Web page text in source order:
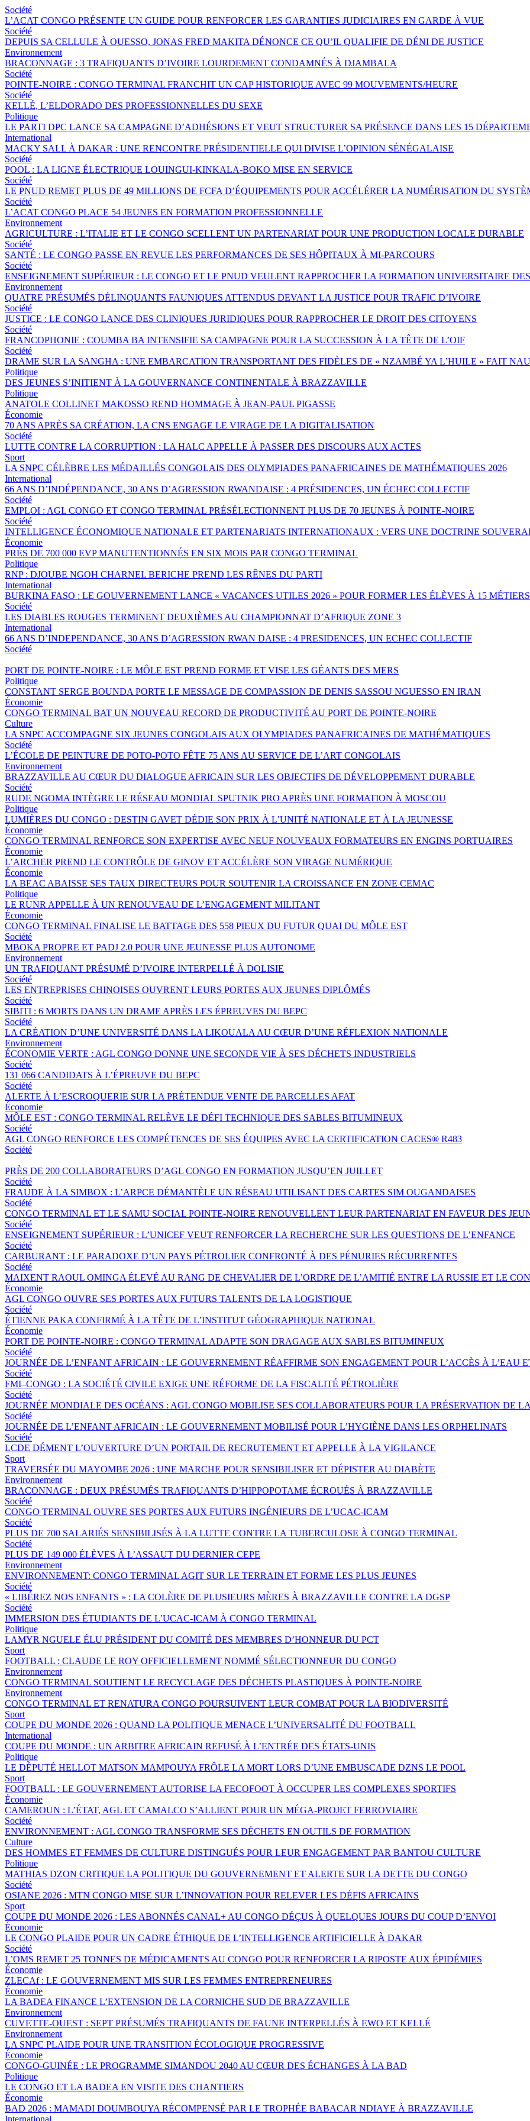
Société
L’ACAT CONGO PRÉSENTE UN GUIDE POUR RENFORCER LES GARANTIES JUDICIAIRES EN GARDE À VUE
Société
DEPUIS SA CELLULE À OUESSO, JONAS FRED MAKITA DÉNONCE CE QU’IL QUALIFIE DE DÉNI DE JUSTICE
Environnement
BRACONNAGE : 3 TRAFIQUANTS D’IVOIRE LOURDEMENT CONDAMNÉS À DJAMBALA
Société
POINTE-NOIRE : CONGO TERMINAL FRANCHIT UN CAP HISTORIQUE AVEC 99 MOUVEMENTS/HEURE
Société
KELLÉ, L’ELDORADO DES PROFESSIONNELLES DU SEXE
Politique
LE PARTI DPC LANCE SA CAMPAGNE D’ADHÉSIONS ET VEUT STRUCTURER SA PRÉSENCE DANS LES 15
International
MACKY SALL À DAKAR : UNE RENCONTRE PRÉSIDENTIELLE QUI DIVISE L’OPINION SÉNÉGALAISE
Société
POOL : LA LIGNE ÉLECTRIQUE LOUINGUI-KINKALA-BOKO MISE EN SERVICE
Société
LE PNUD REMET PLUS DE 49 MILLIONS DE FCFA D’ÉQUIPEMENTS POUR ACCÉLÉRER LA NUMÉRISATION DU
Société
L’ACAT CONGO PLACE 54 JEUNES EN FORMATION PROFESSIONNELLE
Environnement
AGRICULTURE : L’ITALIE ET LE CONGO SCELLENT UN PARTENARIAT POUR UNE PRODUCTION LOCALE DURABLE
Société
SANTÉ : LE CONGO PASSE EN REVUE LES PERFORMANCES DE SES HÔPITAUX À MI-PARCOURS
Société
ENSEIGNEMENT SUPÉRIEUR : LE CONGO ET LE PNUD VEULENT RAPPROCHER LA FORMATION UNIVERSITAIRE
Environnement
QUATRE PRÉSUMÉS DÉLINQUANTS FAUNIQUES ATTENDUS DEVANT LA JUSTICE POUR TRAFIC D’IVOIRE
Société
JUSTICE : LE CONGO LANCE DES CLINIQUES JURIDIQUES POUR RAPPROCHER LE DROIT DES CITOYENS
Société
FRANCOPHONIE : COUMBA BA INTENSIFIE SA CAMPAGNE POUR LA SUCCESSION À LA TÊTE DE L’OIF
Société
DRAME SUR LA SANGHA : UNE EMBARCATION TRANSPORTANT DES FIDÈLES DE « NZAMBÉ YA L’HUILE » FAIT
Politique
DES JEUNES S’INITIENT À LA GOUVERNANCE CONTINENTALE À BRAZZAVILLE
Politique
ANATOLE COLLINET MAKOSSO REND HOMMAGE À JEAN-PAUL PIGASSE
Économie
70 ANS APRÈS SA CRÉATION, LA CNS ENGAGE LE VIRAGE DE LA DIGITALISATION
Société
LUTTE CONTRE LA CORRUPTION : LA HALC APPELLE À PASSER DES DISCOURS AUX ACTES
Sport
LA SNPC CÉLÈBRE LES MÉDAILLÉS CONGOLAIS DES OLYMPIADES PANAFRICAINES DE MATHÉMATIQUES 2026
International
66 ANS D’INDÉPENDANCE, 30 ANS D’AGRESSION RWANDAISE : 4 PRÉSIDENCES, UN ÉCHEC COLLECTIF
Société
EMPLOI : AGL CONGO ET CONGO TERMINAL PRÉSÉLECTIONNENT PLUS DE 70 JEUNES À POINTE-NOIRE
Société
INTELLIGENCE ÉCONOMIQUE NATIONALE ET PARTENARIATS INTERNATIONAUX : VERS UNE DOCTRINE
Économie
PRÈS DE 700 000 EVP MANUTENTIONNÉS EN SIX MOIS PAR CONGO TERMINAL
Politique
RNP : DJOUBE NGOH CHARNEL BERICHE PREND LES RÊNES DU PARTI
International
BURKINA FASO : LE GOUVERNEMENT LANCE « VACANCES UTILES 2026 » POUR FORMER LES ÉLÈVES À 15 MÉTIERS
Société
LES DIABLES ROUGES TERMINENT DEUXIÈMES AU CHAMPIONNAT D’AFRIQUE ZONE 3
International
66 ANS D’INDEPENDANCE, 30 ANS D’AGRESSION RWAN DAISE : 4 PRESIDENCES, UN ECHEC COLLECTIF
Société
PORT DE POINTE-NOIRE : LE MÔLE EST PREND FORME ET VISE LES GÉANTS DES MERS
Politique
CONSTANT SERGE BOUNDA PORTE LE MESSAGE DE COMPASSION DE DENIS SASSOU NGUESSO EN IRAN
Économie
CONGO TERMINAL BAT UN NOUVEAU RECORD DE PRODUCTIVITÉ AU PORT DE POINTE-NOIRE
Culture
LA SNPC ACCOMPAGNE SIX JEUNES CONGOLAIS AUX OLYMPIADES PANAFRICAINES DE MATHÉMATIQUES
Société
L’ÉCOLE DE PEINTURE DE POTO-POTO FÊTE 75 ANS AU SERVICE DE L’ART CONGOLAIS
Environnement
BRAZZAVILLE AU CŒUR DU DIALOGUE AFRICAIN SUR LES OBJECTIFS DE DÉVELOPPEMENT DURABLE
Société
RUDE NGOMA INTÈGRE LE RÉSEAU MONDIAL SPUTNIK PRO APRÈS UNE FORMATION À MOSCOU
Politique
LUMIÈRES DU CONGO : DESTIN GAVET DÉDIE SON PRIX À L’UNITÉ NATIONALE ET À LA JEUNESSE
Économie
CONGO TERMINAL RENFORCE SON EXPERTISE AVEC NEUF NOUVEAUX FORMATEURS EN ENGINS PORTUAIRES
Économie
L’ARCHER PREND LE CONTRÔLE DE GINOV ET ACCÉLÈRE SON VIRAGE NUMÉRIQUE
Économie
LA BEAC ABAISSE SES TAUX DIRECTEURS POUR SOUTENIR LA CROISSANCE EN ZONE CEMAC
Politique
LE RUNR APPELLE À UN RENOUVEAU DE L’ENGAGEMENT MILITANT
Économie
CONGO TERMINAL FINALISE LE BATTAGE DES 558 PIEUX DU FUTUR QUAI DU MÔLE EST
Société
MBOKA PROPRE ET PADJ 2.0 POUR UNE JEUNESSE PLUS AUTONOME
Environnement
UN TRAFIQUANT PRÉSUMÉ D’IVOIRE INTERPELLÉ À DOLISIE
Société
LES ENTREPRISES CHINOISES OUVRENT LEURS PORTES AUX JEUNES DIPLÔMÉS
Société
SIBITI : 6 MORTS DANS UN DRAME APRÈS LES ÉPREUVES DU BEPC
Société
LA CRÉATION D’UNE UNIVERSITÉ DANS LA LIKOUALA AU CŒUR D’UNE RÉFLEXION NATIONALE
Environnement
ÉCONOMIE VERTE : AGL CONGO DONNE UNE SECONDE VIE À SES DÉCHETS INDUSTRIELS
Société
131 066 CANDIDATS À L’ÉPREUVE DU BEPC
Société
ALERTE À L’ESCROQUERIE SUR LA PRÉTENDUE VENTE DE PARCELLES AFAT
Économie
MÔLE EST : CONGO TERMINAL RELÈVE LE DÉFI TECHNIQUE DES SABLES BITUMINEUX
Société
AGL CONGO RENFORCE LES COMPÉTENCES DE SES ÉQUIPES AVEC LA CERTIFICATION CACES® R483
Société
PRÈS DE 200 COLLABORATEURS D’AGL CONGO EN FORMATION JUSQU’EN JUILLET
Société
FRAUDE À LA SIMBOX : L’ARPCE DÉMANTÈLE UN RÉSEAU UTILISANT DES CARTES SIM OUGANDAISES
Société
CONGO TERMINAL ET LE SAMU SOCIAL POINTE-NOIRE RENOUVELLENT LEUR PARTENARIAT EN FAVEUR DES
Société
ENSEIGNEMENT SUPÉRIEUR : L’UNICEF VEUT RENFORCER LA RECHERCHE SUR LES QUESTIONS DE L’ENFANCE
Société
CARBURANT : LE PARADOXE D’UN PAYS PÉTROLIER CONFRONTÉ À DES PÉNURIES RÉCURRENTES
Société
MAIXENT RAOUL OMINGA ÉLEVÉ AU RANG DE CHEVALIER DE L’ORDRE DE L’AMITIÉ ENTRE LA RUSSIE ET LE
Économie
AGL CONGO OUVRE SES PORTES AUX FUTURS TALENTS DE LA LOGISTIQUE
Société
ÉTIENNE PAKA CONFIRMÉ À LA TÊTE DE L’INSTITUT GÉOGRAPHIQUE NATIONAL
Économie
PORT DE POINTE-NOIRE : CONGO TERMINAL ADAPTE SON DRAGAGE AUX SABLES BITUMINEUX
Société
JOURNÉE DE L’ENFANT AFRICAIN : LE GOUVERNEMENT RÉAFFIRME SON ENGAGEMENT POUR L’ACCÈS À L’EAU
Société
FMI–CONGO : LA SOCIÉTÉ CIVILE EXIGE UNE RÉFORME DE LA FISCALITÉ PÉTROLIÈRE
Société
JOURNÉE MONDIALE DES OCÉANS : AGL CONGO MOBILISE SES COLLABORATEURS POUR LA PRÉSERVATION DE
Société
JOURNÉE DE L’ENFANT AFRICAIN : LE GOUVERNEMENT MOBILISÉ POUR L’HYGIÈNE DANS LES ORPHELINATS
Société
LCDE DÉMENT L’OUVERTURE D’UN PORTAIL DE RECRUTEMENT ET APPELLE À LA VIGILANCE
Sport
TRAVERSÉE DU MAYOMBE 2026 : UNE MARCHE POUR SENSIBILISER ET DÉPISTER AU DIABÈTE
Environnement
BRACONNAGE : DEUX PRÉSUMÉS TRAFIQUANTS D’HIPPOPOTAME ÉCROUÉS À BRAZZAVILLE
Société
CONGO TERMINAL OUVRE SES PORTES AUX FUTURS INGÉNIEURS DE L’UCAC-ICAM
Société
PLUS DE 700 SALARIÉS SENSIBILISÉS À LA LUTTE CONTRE LA TUBERCULOSE À CONGO TERMINAL
Société
PLUS DE 149 000 ÉLÈVES À L’ASSAUT DU DERNIER CEPE
Environnement
ENVIRONNEMENT: CONGO TERMINAL AGIT SUR LE TERRAIN ET FORME LES PLUS JEUNES
Société
« LIBÉREZ NOS ENFANTS » : LA COLÈRE DE PLUSIEURS MÈRES À BRAZZAVILLE CONTRE LA DGSP
Société
IMMERSION DES ÉTUDIANTS DE L’UCAC-ICAM À CONGO TERMINAL
Politique
LAMYR NGUELE ÉLU PRÉSIDENT DU COMITÉ DES MEMBRES D’HONNEUR DU PCT
Sport
FOOTBALL : CLAUDE LE ROY OFFICIELLEMENT NOMMÉ SÉLECTIONNEUR DU CONGO
Environnement
CONGO TERMINAL SOUTIENT LE RECYCLAGE DES DÉCHETS PLASTIQUES À POINTE-NOIRE
Environnement
CONGO TERMINAL ET RENATURA CONGO POURSUIVENT LEUR COMBAT POUR LA BIODIVERSITÉ
Sport
COUPE DU MONDE 2026 : QUAND LA POLITIQUE MENACE L’UNIVERSALITÉ DU FOOTBALL
International
COUPE DU MONDE : UN ARBITRE AFRICAIN REFUSÉ À L’ENTRÉE DES ÉTATS-UNIS
Politique
LE DÉPUTÉ HELLOT MATSON MAMPOUYA FRÔLE LA MORT LORS D’UNE EMBUSCADE DZNS LE POOL
Sport
FOOTBALL : LE GOUVERNEMENT AUTORISE LA FECOFOOT À OCCUPER LES COMPLEXES SPORTIFS
Économie
CAMEROUN : L’ÉTAT, AGL ET CAMALCO S’ALLIENT POUR UN MÉGA-PROJET FERROVIAIRE
Société
ENVIRONNEMENT : AGL CONGO TRANSFORME SES DÉCHETS EN OUTILS DE FORMATION
Culture
DES HOMMES ET FEMMES DE CULTURE DISTINGUÉS POUR LEUR ENGAGEMENT PAR BANTOU CULTURE
Politique
MATHIAS DZON CRITIQUE LA POLITIQUE DU GOUVERNEMENT ET ALERTE SUR LA DETTE DU CONGO
Société
OSIANE 2026 : MTN CONGO MISE SUR L’INNOVATION POUR RELEVER LES DÉFIS AFRICAINS
Sport
COUPE DU MONDE 2026 : LES ABONNÉS CANAL+ AU CONGO DÉÇUS À QUELQUES JOURS DU COUP D’ENVOI
Économie
LE CONGO PLAIDE POUR UN CADRE ÉTHIQUE DE L’INTELLIGENCE ARTIFICIELLE À DAKAR
Société
L’OMS REMET 25 TONNES DE MÉDICAMENTS AU CONGO POUR RENFORCER LA RIPOSTE AUX ÉPIDÉMIES
Économie
ZLECAf : LE GOUVERNEMENT MIS SUR LES FEMMES ENTREPRENEURES
Économie
LA BADEA FINANCE L’EXTENSION DE LA CORNICHE SUD DE BRAZZAVILLE
Environnement
CUVETTE-OUEST : SEPT PRÉSUMÉS TRAFIQUANTS DE FAUNE INTERPELLÉS À EWO ET KELLÉ
Environnement
LA SNPC PLAIDE POUR UNE TRANSITION ÉCOLOGIQUE PROGRESSIVE
Économie
CONGO-GUINÉE : LE PROGRAMME SIMANDOU 2040 AU CŒUR DES ÉCHANGES À LA BAD
Politique
LE CONGO ET LA BADEA EN VISITE DES CHANTIERS
Économie
BAD 2026 : MAMADI DOUMBOUYA RÉCOMPENSÉ PAR LE TROPHÉE BABACAR NDIAYE À BRAZZAVILLE
International